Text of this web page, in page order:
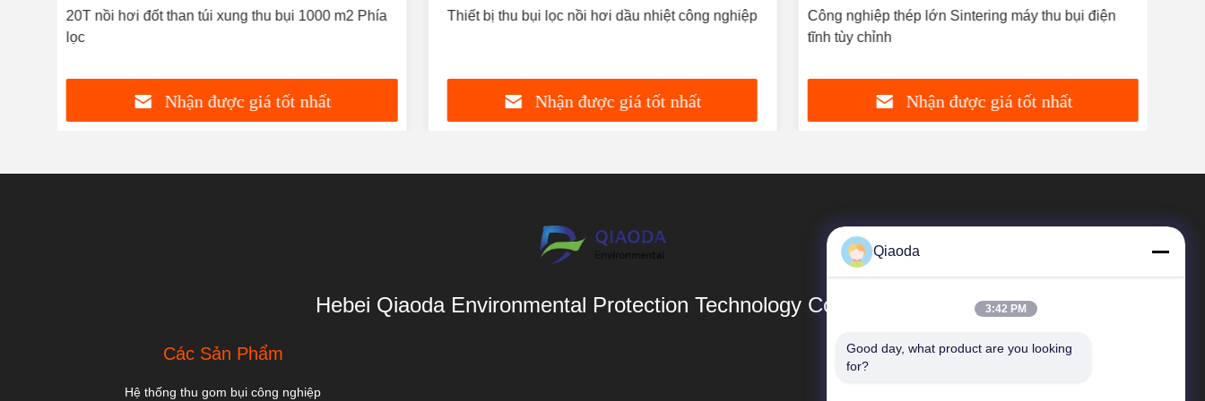
hình
20T nồi hơi đốt than túi xung thu bụi 1000 m2 Phía
lọc
Nhận được giá tốt nhất
hình
Thiết bị thu bụi lọc nồi hơi dầu nhiệt công nghiệp
Nhận được giá tốt nhất
hình
Công nghiệp thép lớn Sintering máy thu bụi điện
tĩnh tùy chỉnh
Nhận được giá tốt nhất
Hebei Qiaoda Environmental Protection Technology Co., Ltd.
Các Sản Phẩm
Hệ thống thu gom bụi công nghiệp
Liên Kết Nhanh
Qiaoda
3:42 PM
Good day, what product are you looking
for?